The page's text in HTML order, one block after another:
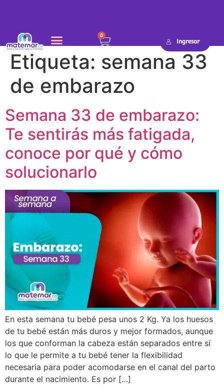
0
Ingresar
Etiqueta: semana 33
de embarazo
Semana 33 de embarazo:
Te sentirás más fatigada,
conoce por qué y cómo
solucionarlo
En esta semana tu bebé pesa unos 2 Kg. Ya los huesos
de tu bebé están más duros y mejor formados, aunque
los que conforman la cabeza están separados entre sí
lo que le permite a tu bebé tener la flexibilidad
necesaria para poder acomodarse en el canal del parto
durante el nacimiento. Es por […]